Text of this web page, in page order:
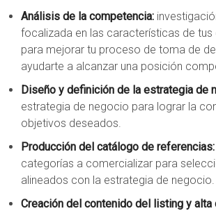
Análisis de la competencia:
focalizada en las características de
para mejorar tu proceso de toma de
ayudarte a alcanzar una posición
Diseño y definición de la estrategia de
estrategia de negocio para lograr la
objetivos deseados.
Producción del catálogo de referencias:
categorías a comercializar para
alineados con la estrategia de negocio.
Creación del contenido del listing y alta